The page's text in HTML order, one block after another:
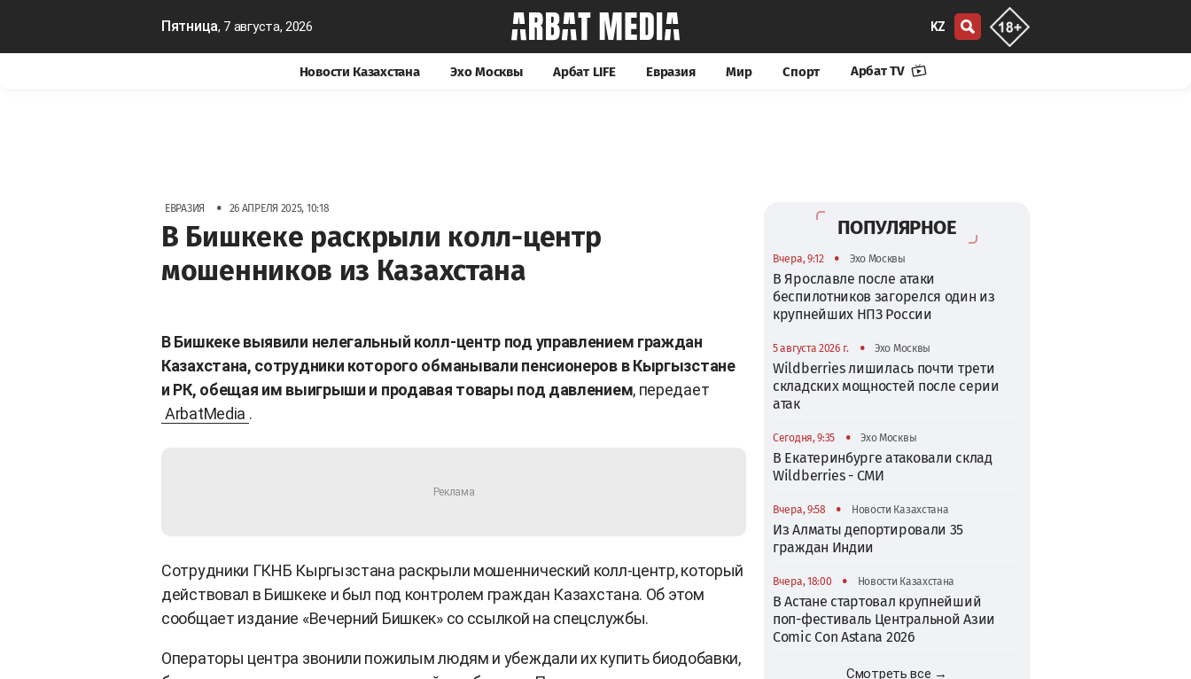
Пятница, 7 августа, 2026 KZ
Новости Казахстана Эхо Москвы Арбат LIFE Евразия Мир Спорт Арбат TV
ЕВРАЗИЯ • 26 АПРЕЛЯ 2025, 10:18
В Бишкеке раскрыли колл-центр
мошенников из Казахстана
В Бишкеке выявили нелегальный колл-центр под управлением граждан
Казахстана, сотрудники которого обманывали пенсионеров в Кыргызстане
и РК, обещая им выигрыши и продавая товары под давлением, передает
ArbatMedia .
Сотрудники ГКНБ Кыргызстана раскрыли мошеннический колл-центр, который
действовал в Бишкеке и был под контролем граждан Казахстана. Об этом
сообщает издание «Вечерний Бишкек» со ссылкой на спецслужбы.
Операторы центра звонили пожилым людям и убеждали их купить биодобавки,
ПОПУЛЯРНОЕ
Вчера, 9:12 • Эхо Москвы
В Ярославле после атаки
беспилотников загорелся один из
крупнейших НПЗ России
5 августа 2026 г. • Эхо Москвы
Wildberries лишилась почти трети
складских мощностей после серии
атак
Сегодня, 9:35 • Эхо Москвы
В Екатеринбурге атаковали склад
Wildberries - СМИ
Вчера, 9:58 • Новости Казахстана
Из Алматы депортировали 35
граждан Индии
Вчера, 18:00 • Новости Казахстана
В Астане стартовал крупнейший
поп-фестиваль Центральной Азии
Comic Con Astana 2026
Смотреть все →